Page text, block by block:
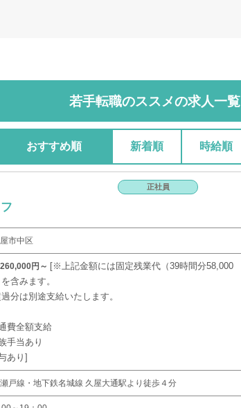
若手転職のススメの求人一覧
おすすめ順 新着順 時給順
正社員
市中区
円～
※上記金額には固定残業代（39時間分58,000
含みます。
分は別途支給いたします。
費全額支給
手当あり
あり
戸線・地下鉄名城線 久屋大通駅より徒歩４分